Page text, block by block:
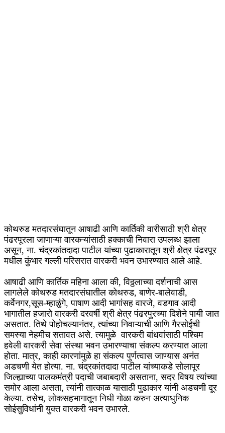
कोथरुड मतदारसंघातून आषाढी आणि कार्तिकी वारीसाठी श्री क्षेत्र
पंढरपूरला जाणाऱ्या वारकऱ्यांसाठी हक्काची निवारा उपलब्ध झाला
असून, ना. चंद्रकांतदादा पाटील यांच्या पुढाकारातून श्री क्षेत्र पंढरपूर
मधील कुंभार गल्ली परिसरात वारकरी भवन उभारण्यात आले आहे.
आषाढी आणि कार्तिक महिना आला की, विठ्ठलाच्या दर्शनाची आस
लागलेले कोथरुड मतदारसंघातील कोथरुड, बाणेर-बालेवाडी,
कर्वेनगर,सूस-म्हाळुंगे, पाषाण आदी भागांसह वारजे, वडगाव आदी
भागातील हजारो वारकरी दरवर्षी श्री क्षेत्र पंढरपुरच्या दिशेने पायी जात
असतात. तिथे पोहोचल्यानंतर, त्यांच्या निवाऱ्याची आणि गैरसोईची
समस्या नेहमीच सतावत असे. त्यामुळे वारकरी बांधवांसाठी पश्चिम
हवेली वारकरी सेवा संस्था भवन उभारण्याचा संकल्प करण्यात आला
होता. मात्र, काही कारणांमुळे हा संकल्प पुर्णत्वास जाण्यास अनंत
अडचणी येत होत्या. ना. चंद्रकांतदादा पाटील यांच्याकडे सोलापूर
जिल्ह्याच्या पालकमंत्री पदाची जबाबदारी असताना, सदर विषय त्यांच्या
समोर आला असता, त्यांनी तात्काळ यासाठी पुढाकार यांनी अडचणी दूर
केल्या. तसेच, लोकसहभागातून निधी गोळा करुन अत्याधुनिक
सोईसुविधांनी युक्त वारकरी भवन उभारले.